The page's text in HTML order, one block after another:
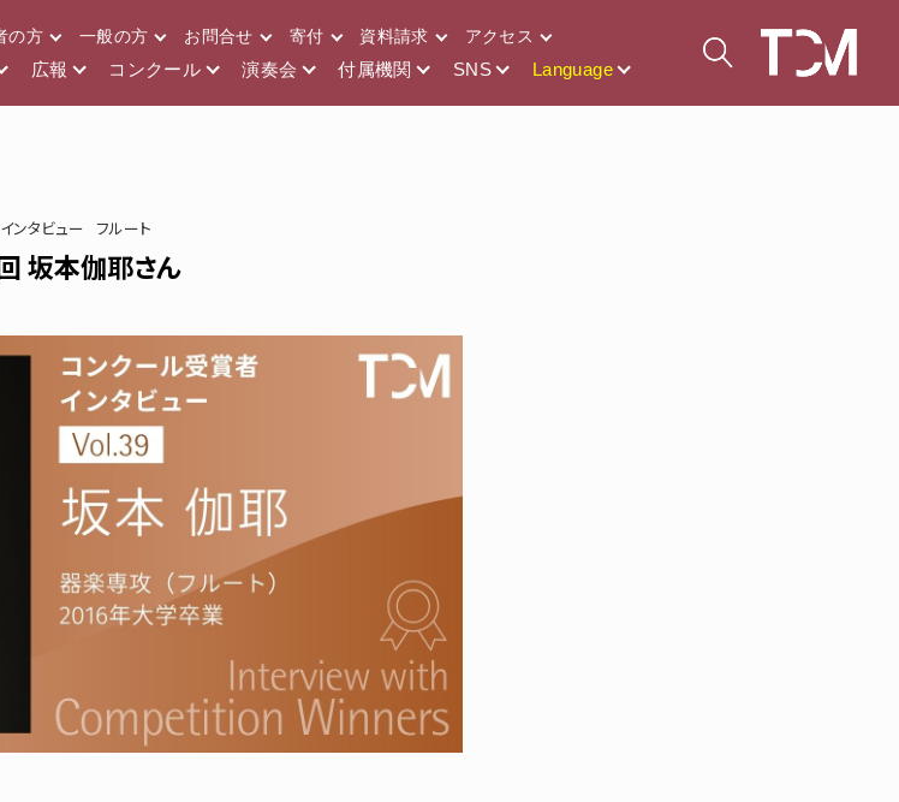
の方 一般の方 お問合せ 寄付 資料請求 アクセス
広報 コンクール 演奏会 付属機関 SNS Language
ンタビュー フルート
坂本伽耶さん